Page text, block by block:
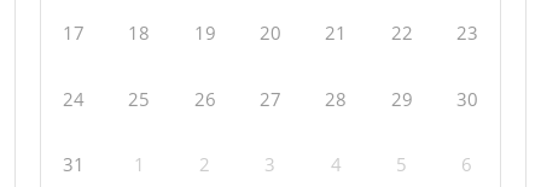
17 18 19 20 21 22 23
24 25 26 27 28 29 30
31 1 2 3 4 5 6